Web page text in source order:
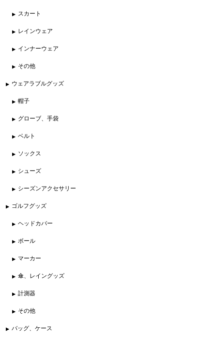
スカート
レインウェア
インナーウェア
その他
ウェアラブルグッズ
帽子
グローブ、手袋
ベルト
ソックス
シューズ
シーズンアクセサリー
ゴルフグッズ
ヘッドカバー
ボール
マーカー
傘、レイングッズ
計測器
その他
バッグ、ケース